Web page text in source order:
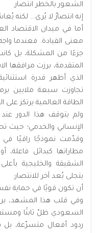
الشعور بالخطر انتصار.
إنه انتصارٌ لا يُرى… لكنه
أما في ميدان الاقتصاد
معنى القيادة. فعندما
جزءًا من المشكلة، بل
المتقدمة، برزت مرافقها
الذي أظهر قدرة
تجاوزت سبعة ملايين
الطاقة العالمية يرتكز
ولم يتوقف هذا الدور
الإنساني والخدمي؛ حيث
وقدّمت نموذجًا راقيًا في
مطاراتها كبدائل فاعلة،
الشقيقة والخليجية
يتجلى بُعد آخر للانتصار:
أن تكون قويًا في حماية
وفي قلب هذا المشهد،
السعودي ظلّ ثابتًا
ردود أفعال متسرّعة،